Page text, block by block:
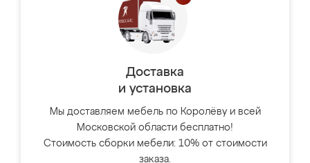
Доставка
и установка
Мы доставляем мебель по Королёву и всей
Московской области бесплатно!
Стоимость сборки мебели: 10% от стоимости
заказа.